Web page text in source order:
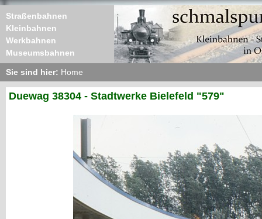
Straßenbahnen
Kleinbahnen
Werkbahnen
Museumsbahnen
Sie sind hier: Home
Duewag 38304 - Stadtwerke Bielefeld "579"